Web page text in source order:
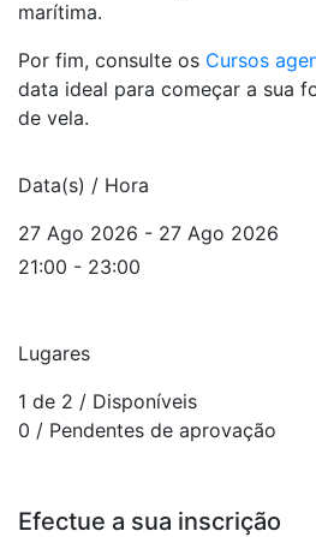
marítima.
Por fim, consulte os Cursos
data ideal para começar a sua
de vela.
Data(s) / Hora
27 Ago 2026 - 27 Ago 2026
21:00 - 23:00
Lugares
1 de 2 / Disponíveis
0 / Pendentes de aprovação
Efectue a sua inscrição